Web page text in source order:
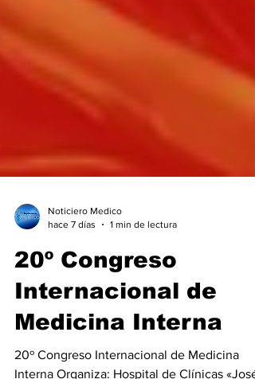
20º Congreso
Internacional de
20º Congreso Internacional de Medicina